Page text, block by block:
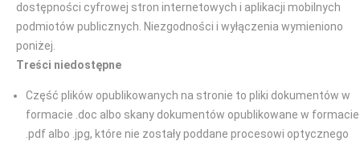
dostępności cyfrowej stron internetowych i aplikacji mobilnych
podmiotów publicznych. Niezgodności i wyłączenia wymieniono
poniżej.
Treści niedostępne
Część plików opublikowanych na stronie to pliki dokumentów w
formacie .doc albo skany dokumentów opublikowane w formacie
.pdf albo .jpg, które nie zostały poddane procesowi optycznego